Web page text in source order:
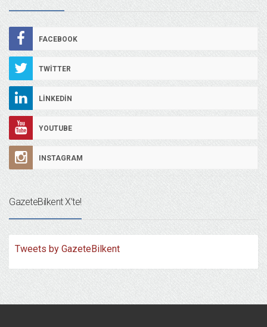
FACEBOOK
TWITTER
LINKEDIN
YOUTUBE
INSTAGRAM
GazeteBilkent X’te!
Tweets by GazeteBilkent